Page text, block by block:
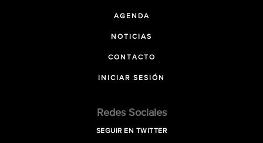
AGENDA
NOTICIAS
CONTACTO
INICIAR SESIÓN
Redes Sociales
SEGUIR EN TWITTER